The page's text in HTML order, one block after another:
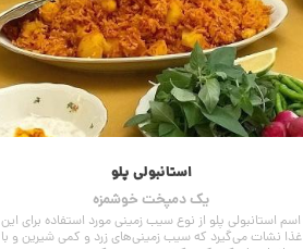
استانبولی پلو
یک دمپخت خوشمزه
اسم استانبولی پلو از نوع سیب زمینی مورد استفاده برای این
غذا نشات می‌گیرد که سیب زمینی‌های زرد و کمی شیرین و با